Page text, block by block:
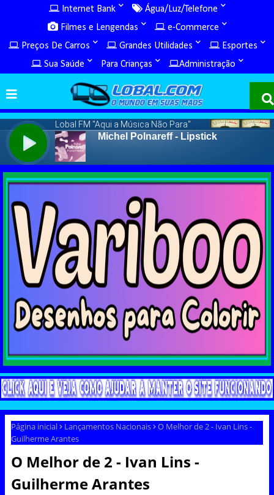
Internet Bank
Água/Luz/Telefone
Filmes e Lengendas
e-Commerce
Preços De Carros
Grandes Utilidades
Esportes
Sua Saúde
Para Crianças Administração
Página inicial Lançamentos Nacionais
O Melhor de 2 - Ivan Lins -
Guilherme Arantes
O Melhor de 2 - Ivan Lins -
Guilherme Arantes